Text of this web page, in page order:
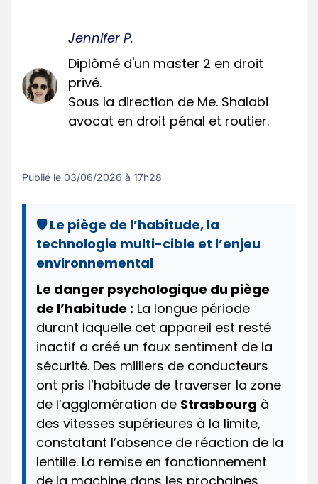
Jennifer P.
Diplômé d'un master 2 en droit
privé.
Sous la direction de Me. Shalabi
avocat en droit pénal et routier.
Publié le 03/06/2026 à 17h28
🛡️ Le piège de l’habitude, la
technologie multi-cible et l’enjeu
environnemental
Le danger psychologique du piège
de l’habitude : La longue période
durant laquelle cet appareil est resté
inactif a créé un faux sentiment de la
sécurité. Des milliers de conducteurs
ont pris l’habitude de traverser la zone
de l’agglomération de Strasbourg à
des vitesses supérieures à la limite,
constatant l’absence de réaction de la
lentille. La remise en fonctionnement